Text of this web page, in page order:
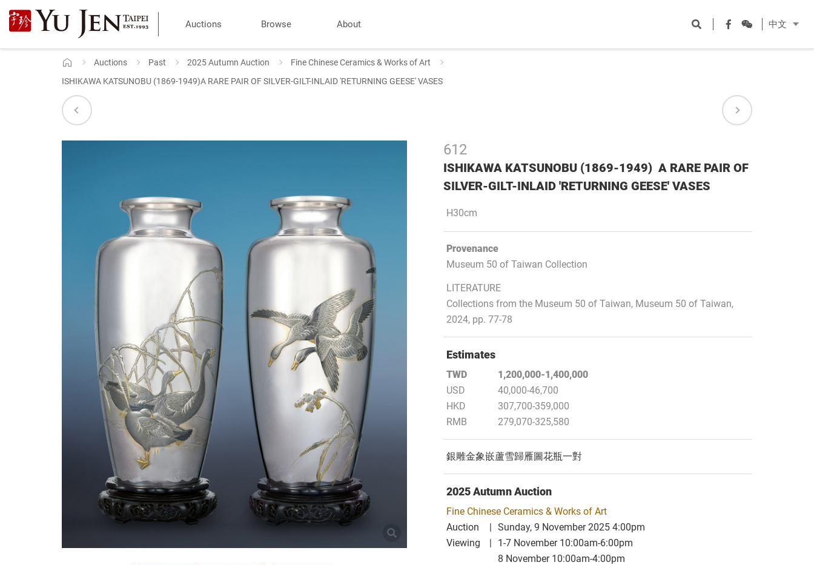
Yu
Jen
Taipei
Antique
Auctions Browse About Facebook
WeChat
中文
Home Auctions Past 2025 Autumn Auction
Fine Chinese Ceramics & Works of Art
ISHIKAWA KATSUNOBU (1869-1949)A RARE PAIR OF SILVER-GILT-INLAID 'RETURNING GEESE' VASES
612
ISHIKAWA KATSUNOBU (1869-1949) A RARE PAIR OF
SILVER-GILT-INLAID 'RETURNING GEESE' VASES
H30cm
Provenance
Museum 50 of Taiwan Collection
LITERATURE
Collections from the Museum 50 of Taiwan, Museum 50 of Taiwan,
2024, pp. 77-78
Estimates
TWD
1,200,000-1,400,000
USD
40,000-46,700
HKD
307,700-359,000
RMB
279,070-325,580
銀雕金象嵌蘆雪歸雁圖花瓶一對
2025 Autumn Auction
Fine Chinese Ceramics & Works of Art
Auction
Sunday, 9 November 2025 4:00pm
Viewing
1-7 November 10:00am-6:00pm
8 November 10:00am-4:00pm